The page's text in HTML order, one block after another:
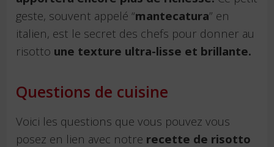
geste, souvent appelé “mantecatura” en
italien, est le secret des chefs pour donner au
risotto une texture ultra-lisse et brillante.
Questions de cuisine
Voici les questions que vous pouvez vous
posez en lien avec notre recette de risotto